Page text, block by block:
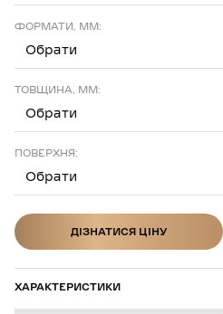
ФОРМАТИ, ММ:
Обрати
ТОВЩИНА, ММ:
Обрати
ПОВЕРХНЯ:
Обрати
ДІЗНАТИСЯ ЦІНУ
ХАРАКТЕРИСТИКИ